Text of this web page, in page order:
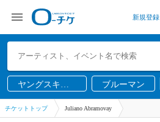
新規登録
ヤングスキニ
ー
ブルーマン
チケットトップ Juliano Abramovay